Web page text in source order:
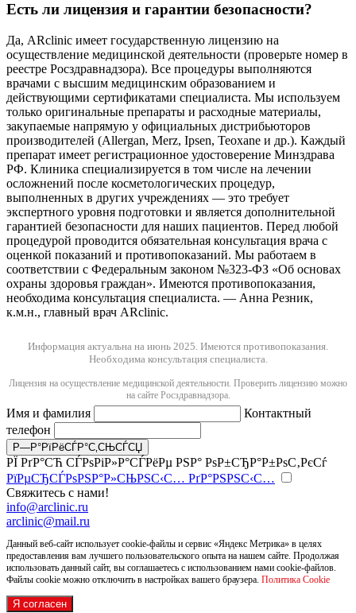
Есть ли лицензия и гарантии безопасности?
Да, ARclinic имеет государственную лицензию на
осуществление медицинской деятельности (проверьте номер в
реестре Росздравнадзора). Все процедуры выполняются
врачами с высшим медицинским образованием и
действующими сертификатами специалиста. Мы используем
только оригинальные препараты и расходные материалы,
закупаемые напрямую у официальных дистрибьюторов
производителей (Allergan, Merz, Ipsen, Teoxane и др.). Каждый
препарат имеет регистрационное удостоверение Минздрава
РФ. Клиника специализируется в том числе на лечении
осложнений после косметологических процедур,
выполненных в других учреждениях — это требует
экспертного уровня подготовки и является дополнительной
гарантией безопасности для наших пациентов. Перед любой
процедурой проводится обязательная консультация врача с
оценкой показаний и противопоказаний. Мы работаем в
соответствии с Федеральным законом №323-ФЗ «Об основах
охраны здоровья граждан». Имеются противопоказания,
необходима консультация специалиста. — Анна Резник,
к.м.н., главный врач ARclinic.
Информация актуальна на июнь 2025. Имеются противопоказания.
Необходима консультация специалиста.
Лицензия на осуществление медицинской деятельности. Проверить лицензию можно
на сайте Росздравнадзора.
Имя и фамилия
Контактный
телефон
РЇ РґР°СЋ СЃРѕРіР»Р°СЃРёРµ РЅР° РѕР±СЂР°Р±РѕС‚РєСѓ
РїРµСЂСЃРѕРЅР°Р»СЊРЅС‹С… РґР°РЅРЅС‹С…
Свяжитесь с нами!
info@arclinic.ru
arclinic@mail.ru
Данный веб-сайт использует cookie-файлы и сервис «Яндекс Метрика» в целях
предоставления вам лучшего пользовательского опыта на нашем сайте. Продолжая
использовать данный сайт, вы соглашаетесь с использованием нами cookie-файлов.
Файлы cookie можно отключить в настройках вашего браузера. Политика Cookie
Я согласен